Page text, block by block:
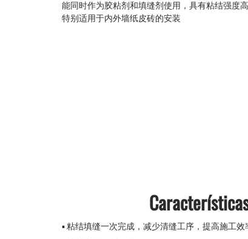
能同时作为胶粘剂和填缝剂使用，具有粘结强度
特别适用于内外墙纸皮砖的安装
▪ 粘结填缝一次完成，减少清缝工序，提高施工效